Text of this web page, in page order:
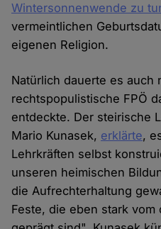
Wintersonnenwende zu
vermeintlichen
eigenen Religion.
Natürlich dauerte es auch
rechtspopulistische FPÖ
entdeckte. Der steirische
Mario Kunasek, erklärte,
Lehrkräften selbst
unseren heimischen
die Aufrechterhaltung
Feste, die eben stark vom